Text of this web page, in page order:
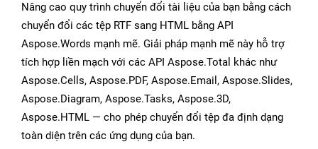
Nâng cao quy trình chuyển đổi tài liệu của bạn bằng cách
chuyển đổi các tệp RTF sang HTML bằng API
Aspose.Words mạnh mẽ. Giải pháp mạnh mẽ này hỗ trợ
tích hợp liền mạch với các API Aspose.Total khác như
Aspose.Cells, Aspose.PDF, Aspose.Email, Aspose.Slides,
Aspose.Diagram, Aspose.Tasks, Aspose.3D,
Aspose.HTML — cho phép chuyển đổi tệp đa định dạng
toàn diện trên các ứng dụng của bạn.